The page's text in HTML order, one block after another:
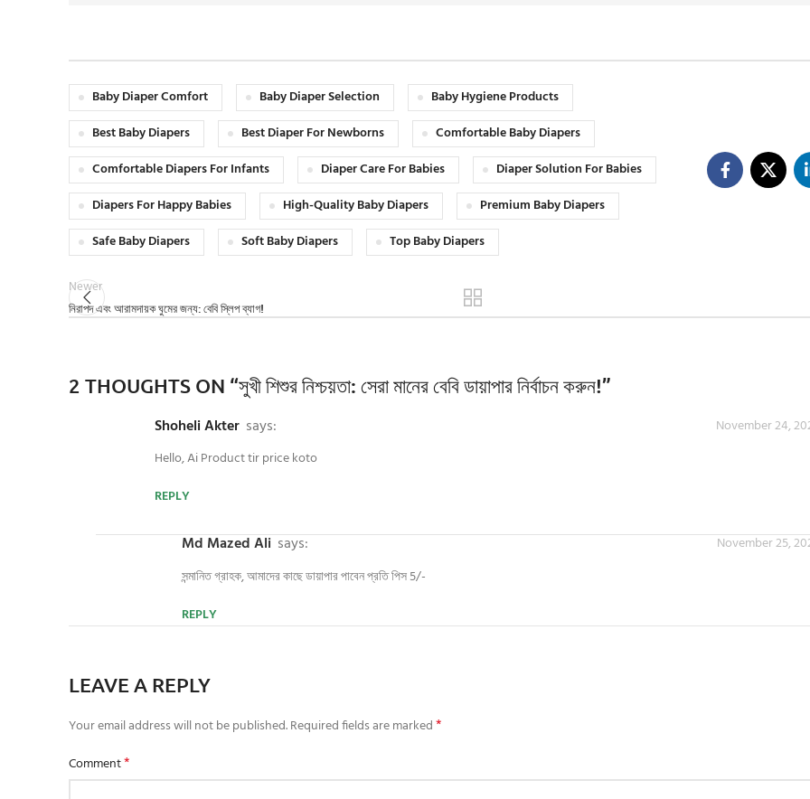
Baby Diaper Comfort Baby Diaper Selection
Baby Hygiene Products
Best Baby Diapers
Best Diaper For Newborns
Comfortable Baby Diapers
Comfortable Diapers For Infants
Diaper Care For Babies
Diaper Solution For Babies
Diapers For Happy Babies
High-Quality Baby Diapers
Premium Baby Diapers
Safe Baby Diapers
Soft Baby Diapers Top Baby Diapers
Newer
নিরাপদ এবং আরামদায়ক ঘুমের জন্য: বেবি স্লিপ ব্যাগ!
2 THOUGHTS ON “সুখী শিশুর নিশ্চয়তা: সেরা মানের বেবি ডায়াপার নির্বাচন করুন!”
Shoheli Akter says:
November 24,
Hello, Ai Product tir price koto
REPLY
Md Mazed Ali says:
November 25,
সন্মানিত গ্রাহক, আমাদের কাছে ডায়াপার পাবেন প্রতি পিস 5/-
REPLY
LEAVE A REPLY
Your email address will not be published.Required fields are marked*
Comment*